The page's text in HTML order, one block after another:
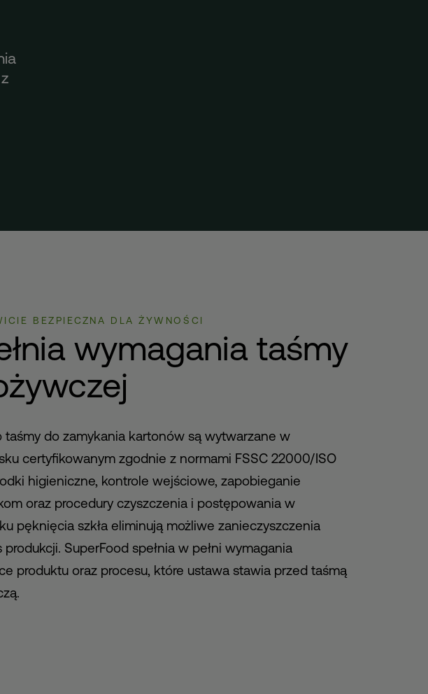
BEZPIECZNA DLA ŻYWNOŚCI
wymagania taśmy
taśmy do zamykania kartonów są wytwarzane w
certyfikowanym zgodnie z normami FSSC 22000/ISO
higieniczne, kontrole wejściowe, zapobieganie
oraz procedury czyszczenia i postępowania w
pęknięcia szkła eliminują możliwe zanieczyszczenia
produkcji. SuperFood spełnia w pełni wymagania
produktu oraz procesu, które ustawa stawia przed taśmą